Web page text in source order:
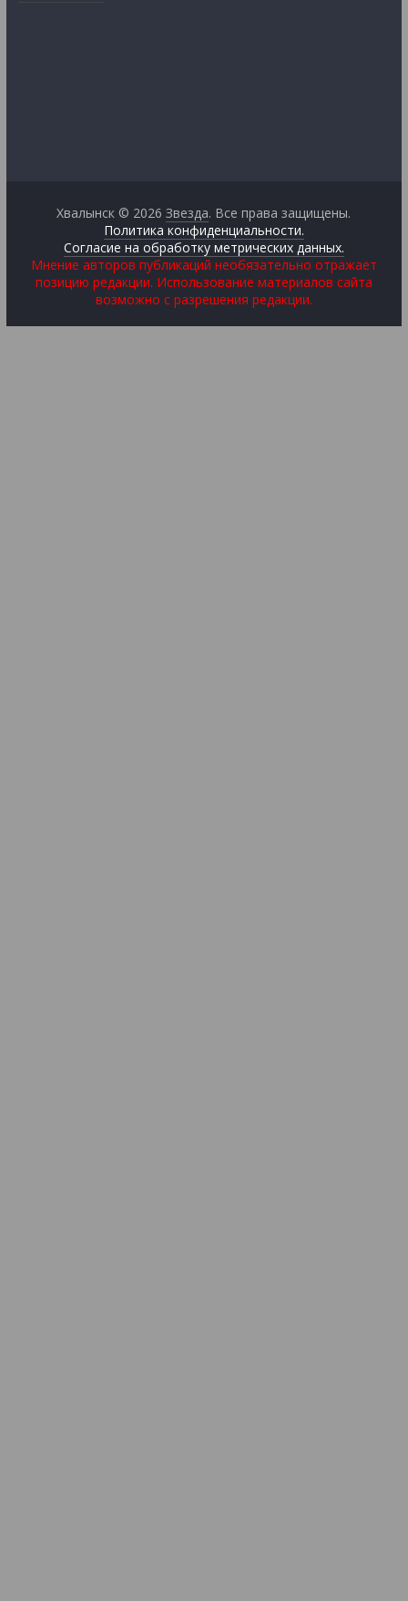
Хвалынск © 2026Звезда. Все права защищены.
Политика конфиденциальности.
Согласие на обработку метрических данных.
Мнение авторов публикаций необязательно отражает
позицию редакции. Использование материалов сайта
возможно с разрешения редакции.